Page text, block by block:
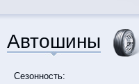
Автошины
Сезонность: